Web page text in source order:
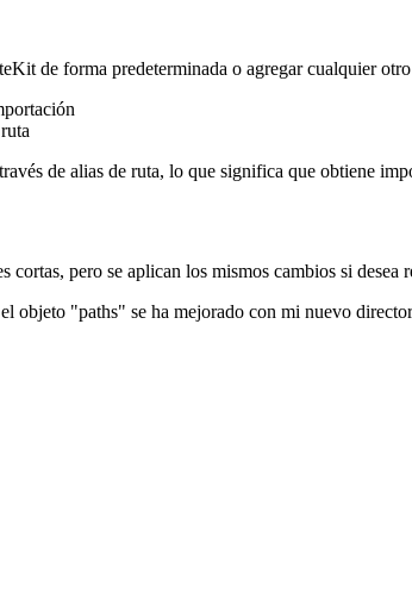
de forma predeterminada o agregar cualquier
de alias de ruta, lo que significa que obtiene
pero se aplican los mismos cambios si desea
objeto "paths" se ha mejorado con mi nuevo